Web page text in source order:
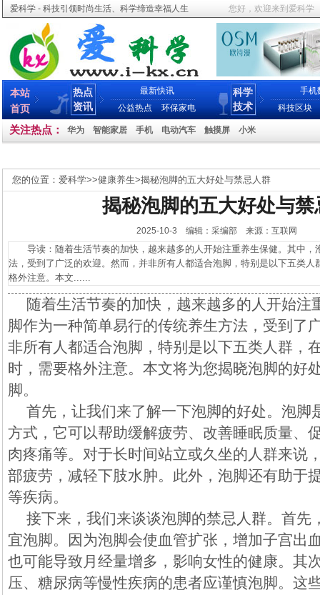
爱科学 - 科技引领时尚生活、科学缔造幸福人生 您好，欢迎来到爱科学
本站
首页
热点
资讯
最新快讯
公益热点
环保家电
科学
技术
手机
科技区块
关注热点： 华为 智能家居 手机 电动汽车 触摸屏 小米
您的位置： 爱科学>>健康养生>揭秘泡脚的五大好处与禁忌人群
揭秘泡脚的五大好处与禁
2025-10-3 编辑：采编部 来源：互联网
导读：随着生活节奏的加快，越来越多的人开始注重养生保健。其中，
法，受到了广泛的欢迎。然而，并非所有人都适合泡脚，特别是以下五类
格外注意。本文......
随着生活节奏的加快，越来越多的人开始注
脚作为一种简单易行的传统养生方法，受到了
非所有人都适合泡脚，特别是以下五类人群，
时，需要格外注意。本文将为您揭晓泡脚的好
脚。
首先，让我们来了解一下泡脚的好处。泡脚
方式，它可以帮助缓解疲劳、改善睡眠质量、
肉疼痛等。对于长时间站立或久坐的人群来说
部疲劳，减轻下肢水肿。此外，泡脚还有助于
等疾病。
接下来，我们来谈谈泡脚的禁忌人群。首先
宜泡脚。因为泡脚会使血管扩张，增加子宫出
也可能导致月经量增多，影响女性的健康。其
压、糖尿病等慢性疾病的患者应谨慎泡脚。这